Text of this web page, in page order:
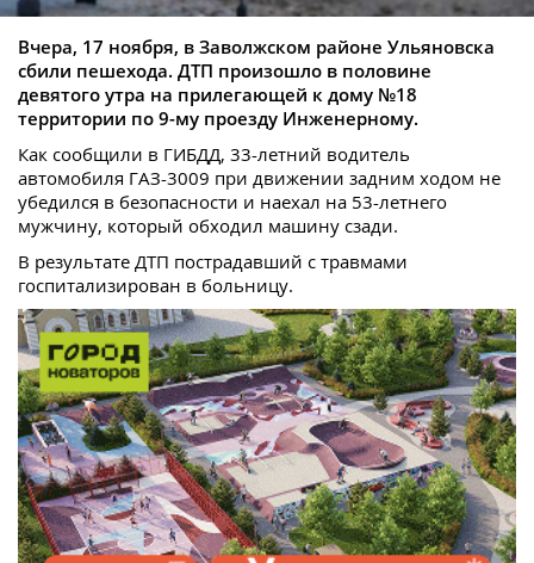
Вчера, 17 ноября, в Заволжском районе Ульяновска
сбили пешехода. ДТП произошло в половине
девятого утра на прилегающей к дому №18
территории по 9-му проезду Инженерному.
Как сообщили в ГИБДД, 33-летний водитель
автомобиля ГАЗ-3009 при движении задним ходом не
убедился в безопасности и наехал на 53-летнего
мужчину, который обходил машину сзади.
В результате ДТП пострадавший с травмами
госпитализирован в больницу.